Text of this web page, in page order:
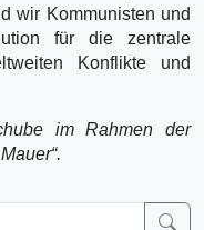
wir Kommunisten und
für die zentrale
Konflikte und
im Rahmen der